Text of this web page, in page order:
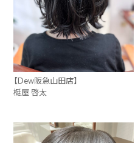
【Dew阪急山田店】
梃屋 啓太